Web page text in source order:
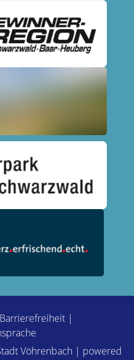
Barrierefreiheit |
Vöhrenbach | powered